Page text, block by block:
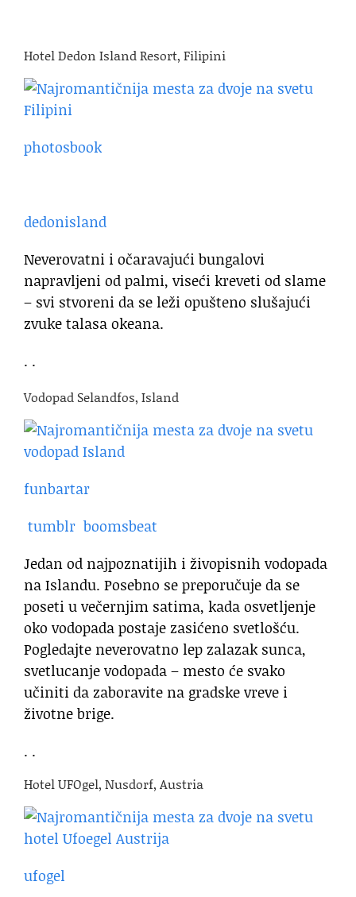
Hotel Dedon Island Resort, Filipini
photosbook
dedonisland
Neverovatni i očaravajući bungalovi
napravljeni od palmi, viseći kreveti od slame
– svi stvoreni da se leži opušteno slušajući
zvuke talasa okeana.
. .
Vodopad Selandfos, Island
funbartar
tumblr boomsbeat
Jedan od najpoznatijih i živopisnih vodopada
na Islandu. Posebno se preporučuje da se
poseti u večernjim satima, kada osvetljenje
oko vodopada postaje zasićeno svetlošću.
Pogledajte neverovatno lep zalazak sunca,
svetlucanje vodopada – mesto će svako
učiniti da zaboravite na gradske vreve i
životne brige.
. .
Hotel UFOgel, Nusdorf, Austria
ufogel